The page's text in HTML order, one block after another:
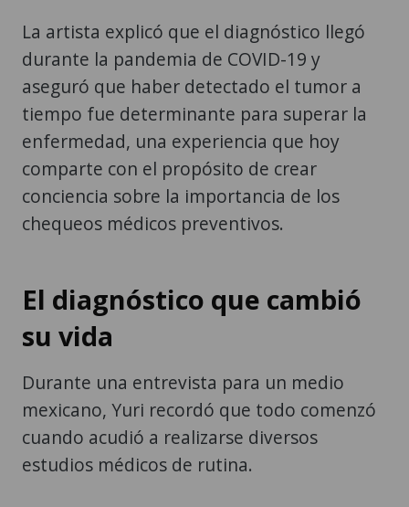
La artista explicó que el diagnóstico llegó
durante la pandemia de COVID-19 y
aseguró que haber detectado el tumor a
tiempo fue determinante para superar la
enfermedad, una experiencia que hoy
comparte con el propósito de crear
conciencia sobre la importancia de los
chequeos médicos preventivos.
El diagnóstico que cambió
su vida
Durante una entrevista para un medio
mexicano, Yuri recordó que todo comenzó
cuando acudió a realizarse diversos
estudios médicos de rutina.